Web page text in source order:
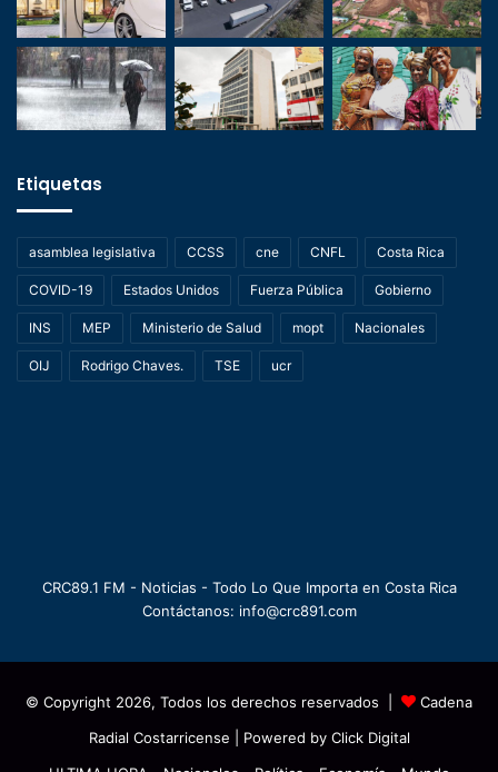
Etiquetas
asamblea legislativa CCSS cne CNFL Costa Rica
COVID-19 Estados Unidos Fuerza Pública Gobierno
INS MEP Ministerio de Salud mopt Nacionales
OIJ Rodrigo Chaves. TSE ucr
CRC89.1 FM - Noticias - Todo Lo Que Importa en Costa Rica
Contáctanos: info@crc891.com
© Copyright 2026, Todos los derechos reservados |
Cadena
Radial Costarricense | Powered by Click Digital